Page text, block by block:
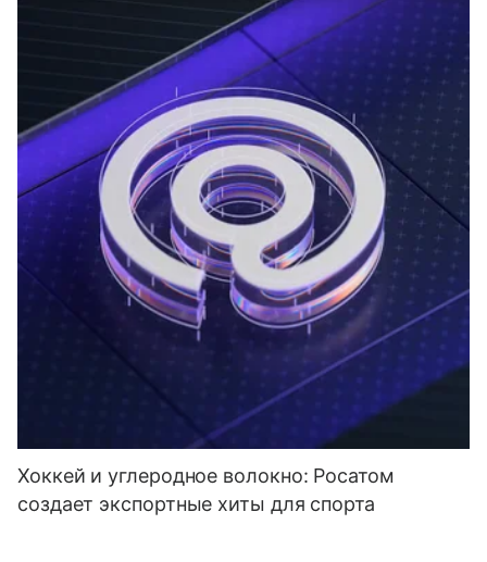
Хоккей и углеродное волокно: Росатом
создает экспортные хиты для спорта